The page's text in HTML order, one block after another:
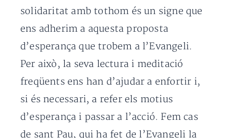
solidaritat amb tothom és un signe que
ens adherim a aquesta proposta
d’esperança que trobem a l’Evangeli.
Per això, la seva lectura i meditació
freqüents ens han d’ajudar a enfortir i,
si és necessari, a refer els motius
d’esperança i passar a l’acció. Fem cas
de sant Pau, qui ha fet de l’Evangeli la